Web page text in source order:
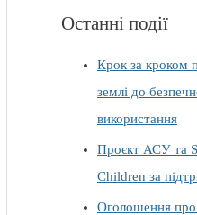
Останні події
Крок за кроком
землі до
використання
Проєкт АСУ та
Children за
Оголошення про